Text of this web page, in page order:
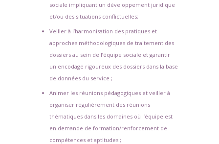
sociale impliquant un développement juridique
et/ou des situations conflictuelles;
Veiller à l’harmonisation des pratiques et
approches méthodologiques de traitement des
dossiers au sein de l’équipe sociale et garantir
un encodage rigoureux des dossiers dans la base
de données du service ;
Animer les réunions pédagogiques et veiller à
organiser régulièrement des réunions
thématiques dans les domaines où l’équipe est
en demande de formation/renforcement de
compétences et aptitudes ;